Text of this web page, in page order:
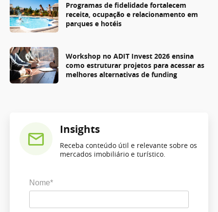
Programas de fidelidade fortalecem
receita, ocupação e relacionamento em
parques e hotéis
Workshop no ADIT Invest 2026 ensina
como estruturar projetos para acessar as
melhores alternativas de funding
Insights
Receba conteúdo útil e relevante sobre os
mercados imobiliário e turístico.
Nome*